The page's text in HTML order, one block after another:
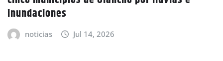
inundaciones
noticias Jul 14, 2026